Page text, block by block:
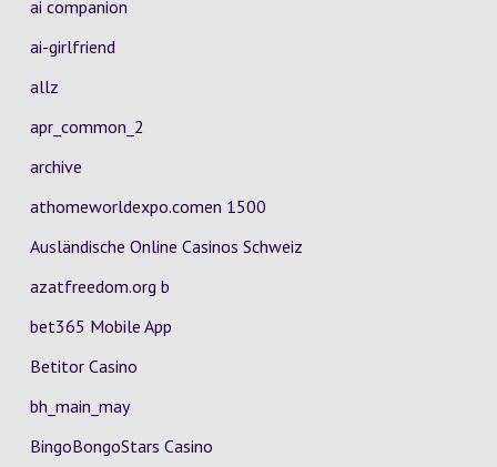
ai companion
ai-girlfriend
allz
apr_common_2
archive
athomeworldexpo.comen 1500
Ausländische Online Casinos Schweiz
azatfreedom.org b
bet365 Mobile App
Betitor Casino
bh_main_may
BingoBongoStars Casino